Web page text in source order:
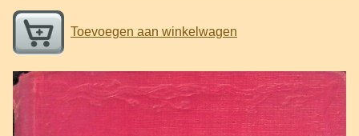
Toevoegen aan winkelwagen